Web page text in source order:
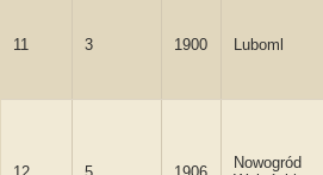
11 3 1900 Luboml
Nowogród